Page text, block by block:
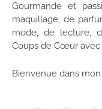
Gourmande et
maquillage, de
mode, de lecture,
Coups de Cœur
Bienvenue dans